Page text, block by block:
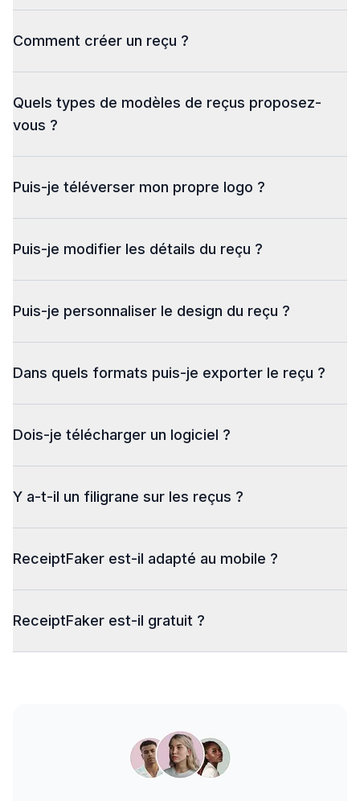
Comment créer un reçu ?
Quels types de modèles de reçus proposez-
vous ?
Puis-je téléverser mon propre logo ?
Puis-je modifier les détails du reçu ?
Puis-je personnaliser le design du reçu ?
Dans quels formats puis-je exporter le reçu ?
Dois-je télécharger un logiciel ?
Y a-t-il un filigrane sur les reçus ?
ReceiptFaker est-il adapté au mobile ?
ReceiptFaker est-il gratuit ?